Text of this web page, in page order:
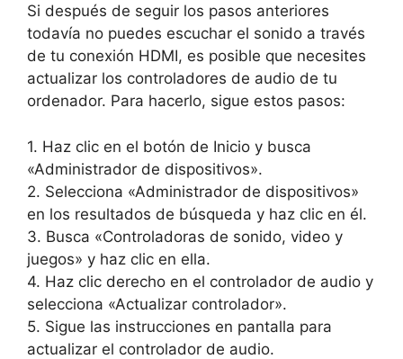
Si después de seguir los pasos anteriores
todavía no puedes escuchar el sonido a través
de tu conexión HDMI, es posible que necesites
actualizar los controladores de audio de tu
ordenador. Para hacerlo, sigue estos pasos:
1. Haz clic en el botón de Inicio y busca
«Administrador de dispositivos».
2. Selecciona «Administrador de dispositivos»
en los resultados de búsqueda y haz clic en él.
3. Busca «Controladoras de sonido, video y
juegos» y haz clic en ella.
4. Haz clic derecho en el controlador de audio y
selecciona «Actualizar controlador».
5. Sigue las instrucciones en pantalla para
actualizar el controlador de audio.